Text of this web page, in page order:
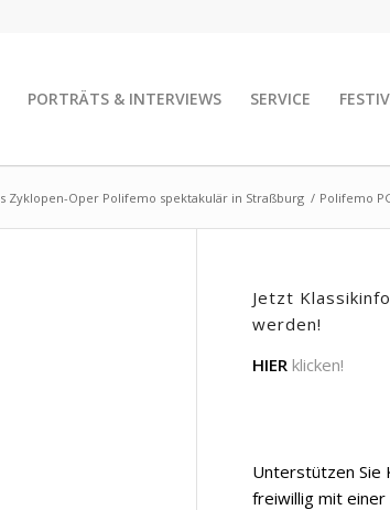
PORTRÄTS & INTERVIEWS SERVICE
Zyklopen-Oper Polifemo spektakulär in Straßburg / Polifemo
Jetzt
werden!
HIER klicken!
Unterstützen Sie
freiwillig mit einer